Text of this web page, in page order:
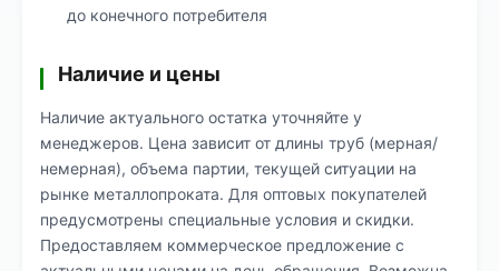
до конечного потребителя
Наличие и цены
Наличие актуального остатка уточняйте у
менеджеров. Цена зависит от длины труб (мерная/
немерная), объема партии, текущей ситуации на
рынке металлопроката. Для оптовых покупателей
предусмотрены специальные условия и скидки.
Предоставляем коммерческое предложение с